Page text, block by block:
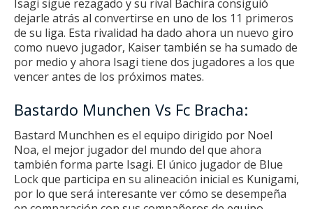
Isagi sigue rezagado y su rival Bachira consiguió
dejarle atrás al convertirse en uno de los 11 primeros
de su liga. Esta rivalidad ha dado ahora un nuevo giro
como nuevo jugador, Kaiser también se ha sumado de
por medio y ahora Isagi tiene dos jugadores a los que
vencer antes de los próximos mates.
Bastardo Munchen Vs Fc Bracha:
Bastard Munchhen es el equipo dirigido por Noel
Noa, el mejor jugador del mundo del que ahora
también forma parte Isagi. El único jugador de Blue
Lock que participa en su alineación inicial es Kunigami,
por lo que será interesante ver cómo se desempeña